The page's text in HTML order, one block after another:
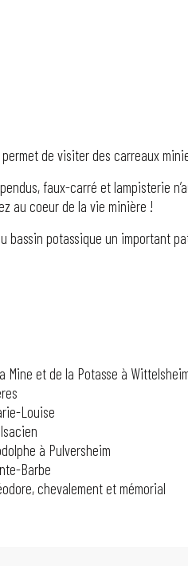
de visiter des carreaux
faux-carré et lampisterie
au coeur de la vie minière !
bassin potassique un important
Mine et de la Potasse à
Louise
à Pulversheim
Barbe
chevalement et mémorial